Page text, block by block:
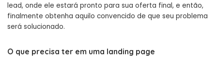
lead, onde ele estará pronto para sua oferta final, e então,
finalmente obtenha aquilo convencido de que seu problema
será solucionado.
O que precisa ter em uma landing page